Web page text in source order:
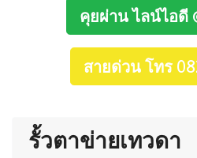
คุยผ่าน ไลน์ไอดี
สายด่วน โทร
รั้วตาข่ายเทวดา